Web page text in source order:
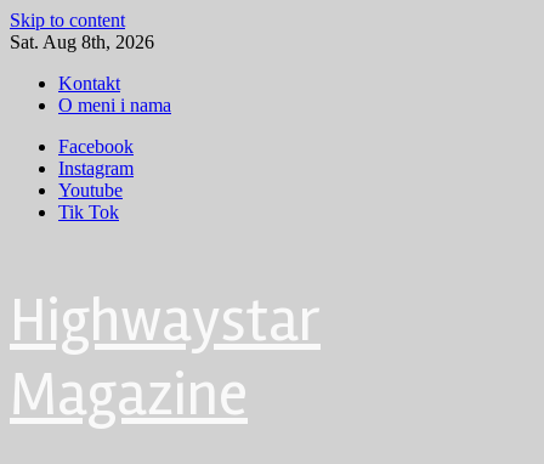
Skip to content
Sat. Aug 8th, 2026
Kontakt
O meni i nama
Facebook
Instagram
Youtube
Tik Tok
Highwaystar
Magazine